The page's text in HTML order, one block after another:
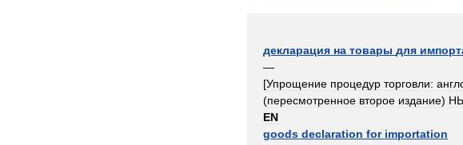
декларация на товары для
—
[Упрощение процедур торговли:
(пересмотренное второе издание)
EN
goods declaration for importation